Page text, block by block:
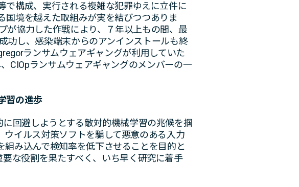
で構成、実行される複雑な犯罪ゆえに立件に
国境を越えた取組みが実を結びつつありま
が協力した作戦により、７年以上もの間、最
功し、感染端末からのアンインストールも終
ランサムウェアギャングが利用していた
CIOpランサムウェアギャングのメンバーの一
習の進歩
回避しようとする敵対的機械学習の兆候を掴
イルス対策ソフトを騙して悪意のある入力
み込んで検知率を低下させることを目的と
な役割を果たすべく、いち早く研究に着手